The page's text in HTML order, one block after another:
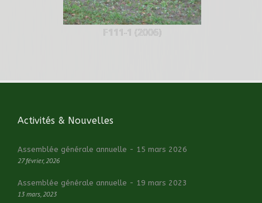
F111-1 (2006)
Activités & Nouvelles
Assemblée générale annuelle - 15 mars 2026
27 février, 2026
Assemblée générale annuelle - 19 mars 2023
13 mars, 2023